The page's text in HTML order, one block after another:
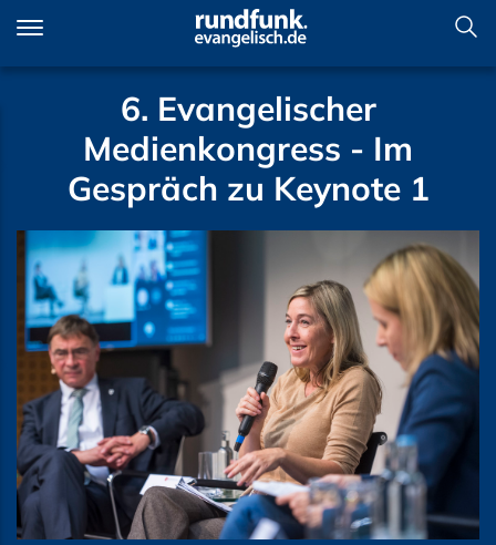
zum
Inhalt
6. Evangelischer
Medienkongress - Im
Gespräch zu Keynote 1